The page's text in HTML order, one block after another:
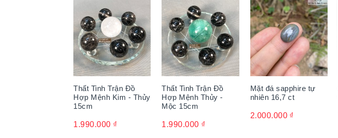
Thất Tinh Trận Đồ
Hợp Mệnh Kim - Thủy
15cm
1.990.000 ₫
Thất Tinh Trận Đồ
Hợp Mệnh Thủy -
Mộc 15cm
1.990.000 ₫
Mặt đá sapphire tự
nhiên 16,7 ct
2.000.000 ₫